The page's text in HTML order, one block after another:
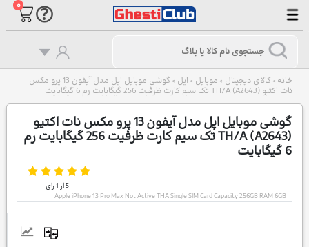
۰
خانه > کالای دیجیتال > موبایل > اپل >
گوشی موبایل اپل مدل آیفون 13 پرو مکس
نات اکتیو TH/A (A2643) تک سیم کارت ظرفیت 256 گیگابایت رم 6 گیگابایت
گوشی موبایل اپل مدل آیفون 13 پرو مکس نات اکتیو
TH/A (A2643) تک سیم کارت ظرفیت 256 گیگابایت رم
6 گیگابایت
5از 1رای
Apple iPhone 13 Pro Max Not Active THA Single SIM Card Capacity 256GB RAM 6GB